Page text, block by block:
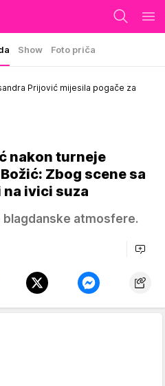
Show Foto priča
Prijović mijesila pogače za
nakon turneje
Zbog scene sa
ivici suza
blagdanske atmosfere.